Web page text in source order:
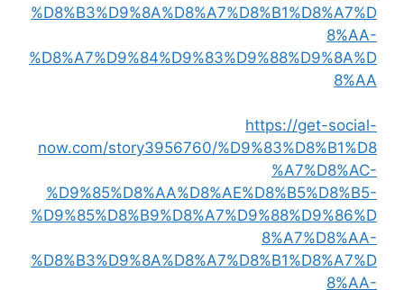
%D8%B3%D9%8A%D8%A7%D8%B1%D8%A7%D
8%AA-
%D8%A7%D9%84%D9%83%D9%88%D9%8A%D
8%AA
https://get-social-
now.com/story3956760/%D9%83%D8%B1%D8
%A7%D8%AC-
%D9%85%D8%AA%D8%AE%D8%B5%D8%B5-
%D9%85%D8%B9%D8%A7%D9%88%D9%86%D
8%A7%D8%AA-
%D8%B3%D9%8A%D8%A7%D8%B1%D8%A7%D
8%AA-